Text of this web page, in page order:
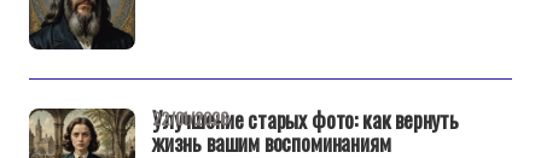
Улучшение старых фото: как вернуть
жизнь вашим воспоминаниям
22/01/2026